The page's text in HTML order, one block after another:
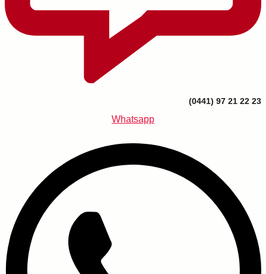
(0441) 97 21 22 23
Whatsapp